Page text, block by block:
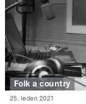
Folk a country
25. leden 2021